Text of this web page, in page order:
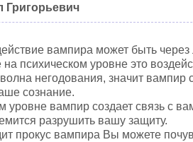
Григорьевич
вампира может быть через
на психическом уровне это
негодования, значит вампир
сознание.
уровне вампир создает связь с
разрушить вашу защиту.
прокус вампира Вы можете